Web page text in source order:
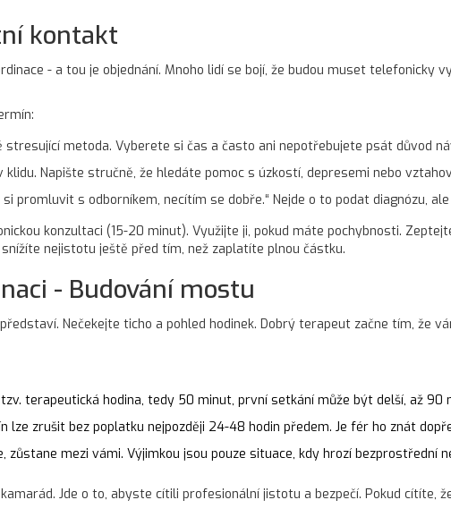
kontakt
- a tou je objednání. Mnoho lidí se bojí, že budou muset telefonicky
stresující metoda. Vyberete si čas a často ani nepotřebujete psát důvod
Napište stručně, že hledáte pomoc s úzkostí, depresemi nebo
promluvit s odborníkem, necítím se dobře.“ Nejde o to podat diagnózu,
konzultaci (15-20 minut). Využijte ji, pokud máte pochybnosti.
nejistotu ještě před tím, než zaplatíte plnou částku.
- Budování mostu
Nečekejte ticho a pohled hodinek. Dobrý terapeut začne tím, že
terapeutická hodina, tedy 50 minut, první setkání může být delší, až 90
lze zrušit bez poplatku nejpozději 24-48 hodin předem. Je fér ho znát
zůstane mezi vámi. Výjimkou jsou pouze situace, kdy hrozí bezprostřední
Jde o to, abyste cítili profesionální jistotu a bezpečí. Pokud cítíte,